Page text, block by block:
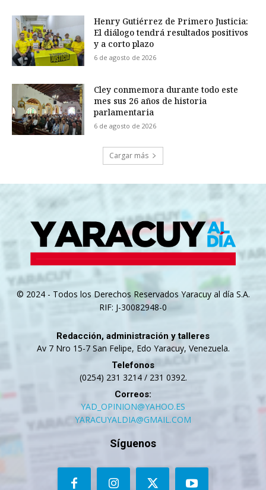
Henry Gutiérrez de Primero Justicia:
El diálogo tendrá resultados positivos
y a corto plazo
6 de agosto de 2026
Cley conmemora durante todo este
mes sus 26 años de historia
parlamentaria
6 de agosto de 2026
Cargar más
© 2024 - Todos los Derechos Reservados Yaracuy al día S.A.
RIF: J-30082948-0
Redacción, administración y talleres
Av 7 Nro 15-7 San Felipe, Edo Yaracuy, Venezuela.
Telefonos
(0254) 231 3214 / 231 0392.
Correos:
YAD_OPINION@YAHOO.ES
YARACUYALDIA@GMAIL.COM
Síguenos